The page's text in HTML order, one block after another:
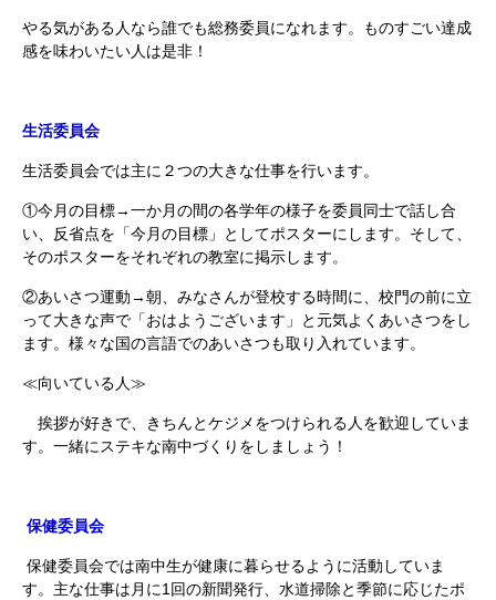
やる気がある人なら誰でも総務委員になれます。ものすごい達成
感を味わいたい人は是非！
生活委員会
生活委員会では主に２つの大きな仕事を行います。
①今月の目標→一か月の間の各学年の様子を委員同士で話し合
い、反省点を「今月の目標」としてポスターにします。そして、
そのポスターをそれぞれの教室に掲示します。
②あいさつ運動→朝、みなさんが登校する時間に、校門の前に立
って大きな声で「おはようございます」と元気よくあいさつをし
ます。様々な国の言語でのあいさつも取り入れています。
≪向いている人≫
挨拶が好きで、きちんとケジメをつけられる人を歓迎していま
す。一緒にステキな南中づくりをしましょう！
保健委員会
保健委員会では南中生が健康に暮らせるように活動していま
す。主な仕事は月に1回の新聞発行、水道掃除と季節に応じたポ